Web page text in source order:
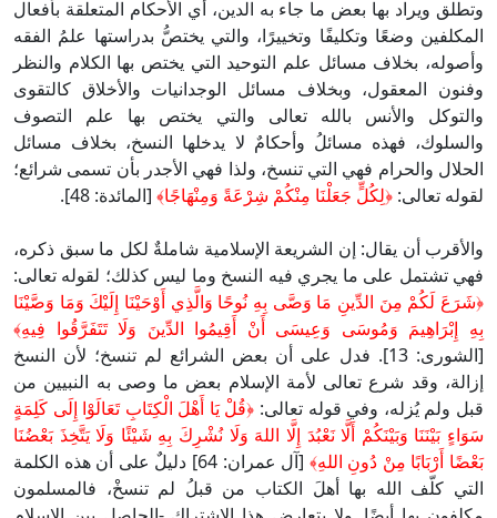
وتطلق ويراد بها بعض ما جاء به الدين، أي الأحكام المتعلقة بأفعال
المكلفين وضعًا وتكليفًا وتخييرًا، والتي يختصُّ بدراستها علمُ الفقه
وأصوله، بخلاف مسائل علم التوحيد التي يختص بها الكلام والنظر
وفنون المعقول، وبخلاف مسائل الوجدانيات والأخلاق كالتقوى
والتوكل والأنس بالله تعالى والتي يختص بها علم التصوف
والسلوك، فهذه مسائلُ وأحكامٌ لا يدخلها النسخ، بخلاف مسائل
الحلال والحرام فهي التي تنسخ، ولذا فهي الأجدر بأن تسمى شرائع؛
لقوله تعالى: ﴿لِكُلٍّ جَعَلْنَا مِنْكُمْ شِرْعَةً وَمِنْهَاجًا﴾ [المائدة: 48].
والأقرب أن يقال: إن الشريعة الإسلامية شاملةٌ لكل ما سبق ذكره،
فهي تشتمل على ما يجري فيه النسخ وما ليس كذلك؛ لقوله تعالى:
﴿شَرَعَ لَكُمْ مِنَ الدِّينِ مَا وَصَّى بِهِ نُوحًا وَالَّذِي أَوْحَيْنَا إِلَيْكَ وَمَا وَصَّيْنَا
بِهِ إِبْرَاهِيمَ وَمُوسَى وَعِيسَى أَنْ أَقِيمُوا الدِّينَ وَلَا تَتَفَرَّقُوا فِيهِ﴾
[الشورى: 13]. فدل على أن بعض الشرائع لم تنسخ؛ لأن النسخ
إزالة، وقد شرع تعالى لأمة الإسلام بعض ما وصى به النبيين من
قبل ولم يُزله، وفي قوله تعالى: ﴿قُلْ يَا أَهْلَ الْكِتَابِ تَعَالَوْا إِلَى كَلِمَةٍ
سَوَاءٍ بَيْنَنَا وَبَيْنَكُمْ أَلَّا نَعْبُدَ إِلَّا اللهَ وَلَا نُشْرِكَ بِهِ شَيْئًا وَلَا يَتَّخِذَ بَعْضُنَا
بَعْضًا أَرْبَابًا مِنْ دُونِ اللهِ﴾
[آل عمران: 64] دليلٌ على أن هذه الكلمة
التي كلّف الله بها أهلَ الكتاب من قبلُ لم تنسخْ، فالمسلمون